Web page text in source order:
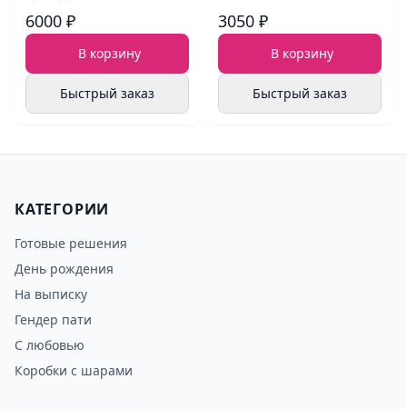
6000 ₽
В корзину
Быстрый заказ
3050 ₽
В корзину
Быстрый заказ
КАТЕГОРИИ
Готовые решения
День рождения
На выписку
Гендер пати
С любовью
Коробки с шарами